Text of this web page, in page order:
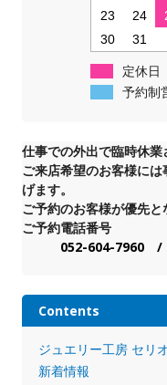
23
24
30
31
定休日
予約制
仕事での外出で臨時休業
ご来店希望のお客様に
げます。
ご予約のお客様が優先と
ご予約電話番号
052-604-7960 /
Contents
ジュエリー工房 セリ
新着情報